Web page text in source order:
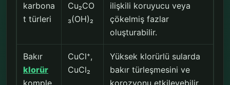
karbona
t türleri
Cu₂CO
₃(OH)₂
ilişkili koruyucu veya
çökelmiş fazlar
oluşturabilir.
Bakır
klorür
CuCl⁺,
CuCl₂
Yüksek klorürlü sularda
bakır türleşmesini ve